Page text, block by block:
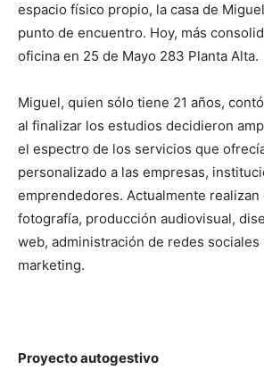
espacio físico propio, la casa de
punto de encuentro. Hoy, más
oficina en 25 de Mayo 283 Planta Alta.
Miguel, quien sólo tiene 21 años,
al finalizar los estudios decidieron
el espectro de los servicios que
personalizado a las empresas,
emprendedores. Actualmente realizan
fotografía, producción audiovisual,
web, administración de redes sociales
marketing.
Proyecto autogestivo